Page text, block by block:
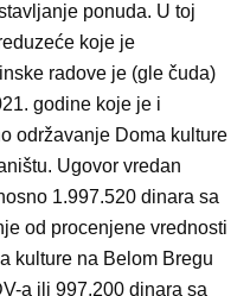
ponuda. U toj
koje je
radove je (gle čuda)
godine koje je i
održavanje Doma kulture
Ugovor vredan
1.997.520 dinara sa
od procenjene vrednosti
kulture na Belom Bregu
a ili 997.200 dinara sa